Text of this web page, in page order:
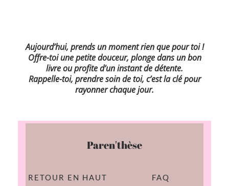
Aujourd’hui, prends un moment rien que pour toi !
Offre-toi une petite douceur, plonge dans un bon
livre ou profite d’un instant de détente.
Rappelle-toi, prendre soin de toi, c’est la clé pour
rayonner chaque jour.
Paren'thèse
RETOUR EN HAUT FAQ